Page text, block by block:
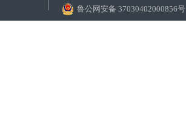
鲁公网安备 37030402000856号